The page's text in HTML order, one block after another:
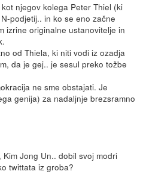
njegov kolega Peter Thiel (ki
podjetij.. in ko se eno začne
izrine originalne ustanovitelje in
od Thiela, ki niti vodi iz ozadja
da je gej.. je sesul preko tožbe
ne sme obstajati. Je
genija) za nadaljnje brezsramno
Jong Un.. dobil svoj modri
twittata iz groba?